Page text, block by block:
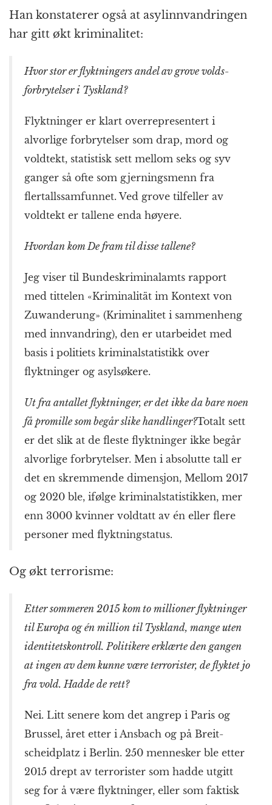
Han konstaterer også at asyl­inn­vandringen
har gitt økt kriminalitet:
Hvor stor er flyktningers andel av grove volds­
forbrytelser i Tyskland?
Flyktninger er klart over­representert i
alvorlige forbrytelser som drap, mord og
voldtekt, statistisk sett mellom seks og syv
ganger så ofte som gjernings­menn fra
flertalls­samfunnet. Ved grove tilfeller av
voldtekt er tallene enda høyere.
Hvordan kom De fram til disse tallene?
Jeg viser til Bundes­kriminalamts rapport
med tittelen «Kriminalität im Kontext von
Zuwanderung» (Kriminalitet i sammenheng
med innvandring), den er utarbeidet med
basis i politiets kriminal­statistikk over
flyktninger og asylsøkere.
Ut fra antallet flyktninger, er det ikke da bare noen
få promille som begårslike handlinger?Totalt sett
er det slik at de fleste flyktninger ikke begår
alvorlige forbrytelser. Men i absolutte tall er
det en skremmende dimensjon, Mellom 2017
og 2020 ble, ifølge kriminal­statistikken, mer
enn 3000 kvinner voldtatt av én eller flere
personer med flyktning­status.
Og økt terrorisme:
Etter sommeren 2015 kom to millioner flyktninger
til Europa og én million til Tyskland, mange uten
identitets­kontroll. Politikere erklærte den gangen
at ingen av dem kunne være terrorister, de flyktet jo
fra vold. Hadde de rett?
Nei. Litt senere kom det angrep i Paris og
Brussel, året etter i Ansbach og på Breit­
scheid­platz i Berlin. 250 mennesker ble etter
2015 drept av terrorister som hadde utgitt
seg for å være flyktninger, eller som faktisk